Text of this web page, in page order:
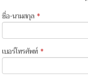
ชื่อ-นามสกุล *
เบอร์โทรศัพท์ *